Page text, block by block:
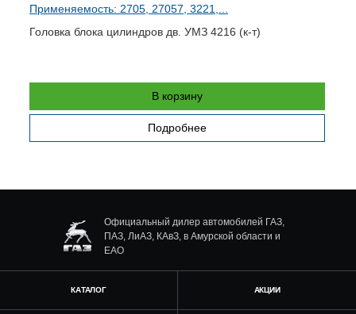
Применяемость: 2705, 27057, 3221,...
Головка блока цилиндров дв. УМЗ 4216 (к-т)
В корзину
Подробнее
Официальный дилер автомобилей ГАЗ,
ПАЗ, ЛиАЗ, КАвЗ, в Амурской области и
ЕАО
КАТАЛОГ АКЦИИ